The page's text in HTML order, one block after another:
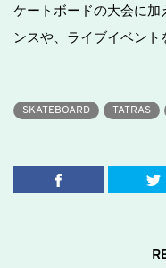
ケートボードの大会に
ンスや、ライブイベント
SKATEBOARD TATRAS